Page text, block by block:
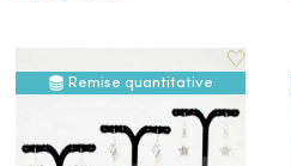
Remise quantitative